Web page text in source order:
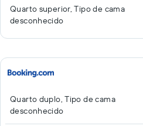
Quarto superior, Tipo de cama
desconhecido
Quarto duplo, Tipo de cama
desconhecido